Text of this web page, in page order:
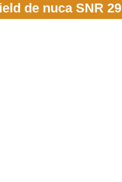
de nuca SNR 29